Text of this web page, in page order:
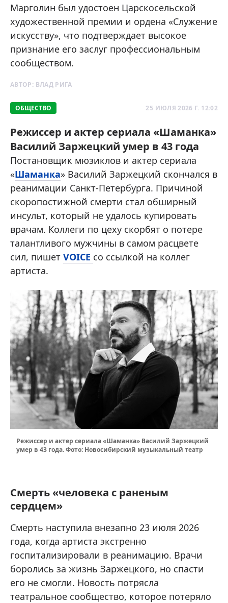
Марголин был удостоен Царскосельской
художественной премии и ордена «Служение
искусству», что подтверждает высокое
признание его заслуг профессиональным
сообществом.
АВТОР: ВЛАД РИГА
ОБЩЕСТВО 25 ИЮЛЯ 2026 Г. 12:02
Режиссер и актер сериала «Шаманка»
Василий Заржецкий умер в 43 года
Постановщик мюзиклов и актер сериала
«Шаманка» Василий Заржецкий скончался в
реанимации Санкт-Петербурга. Причиной
скоропостижной смерти стал обширный
инсульт, который не удалось купировать
врачам. Коллеги по цеху скорбят о потере
талантливого мужчины в самом расцвете
сил, пишет VOICE со ссылкой на коллег
артиста.
Режиссер и актер сериала «Шаманка» Василий Заржецкий
умер в 43 года. Фото: Новосибирский музыкальный театр
Смерть «человека с раненым
сердцем»
Смерть наступила внезапно 23 июля 2026
года, когда артиста экстренно
госпитализировали в реанимацию. Врачи
боролись за жизнь Заржецкого, но спасти
его не смогли. Новость потрясла
театральное сообщество, которое потеряло